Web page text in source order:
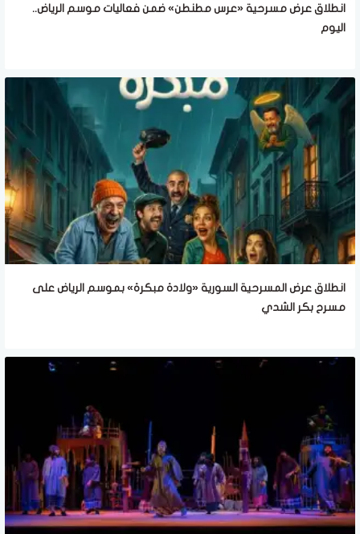
انطلاق عرض مسرحية «عرس مطنطن» ضمن فعاليات موسم الرياض..
اليوم
انطلاق عرض المسرحية السورية «ولادة مبكرة» بموسم الرياض على
مسرح بكر الشدي